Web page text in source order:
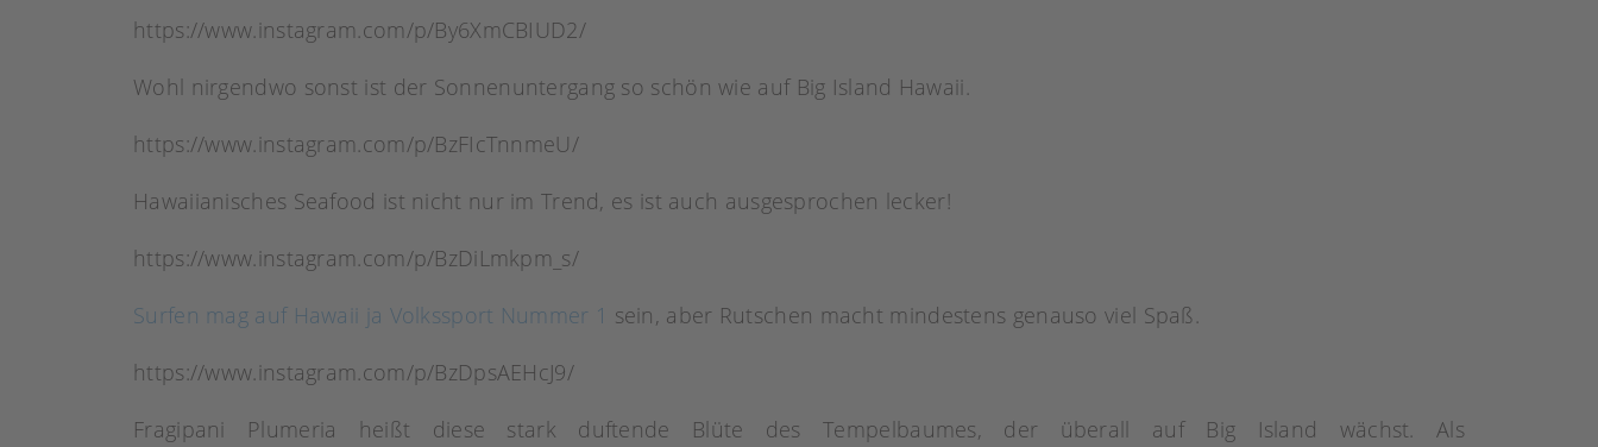
https://www.instagram.com/p/By6XmCBIUD2/
Wohl nirgendwo sonst ist der Sonnenuntergang so schön wie auf Big Island Hawaii.
https://www.instagram.com/p/BzFIcTnnmeU/
Hawaiianisches Seafood ist nicht nur im Trend, es ist auch ausgesprochen lecker!
https://www.instagram.com/p/BzDiLmkpm_s/
Surfen mag auf Hawaii ja Volkssport Nummer 1 sein, aber Rutschen macht mindestens genauso viel Spaß.
https://www.instagram.com/p/BzDpsAEHcJ9/
Fragipani Plumeria heißt diese stark duftende Blüte des Tempelbaumes, der überall auf Big Island wächst. Als